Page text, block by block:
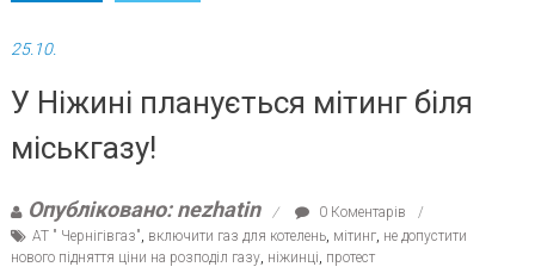
25.10.
У Ніжині планується мітинг біля
міськгазу!
Опубліковано: nezhatin
0 Коментарів
АТ " Чернігівгаз" включити газ для котелень, мітинг, не допустити
нового підняття ціни на розподіл газу, ніжинці протест